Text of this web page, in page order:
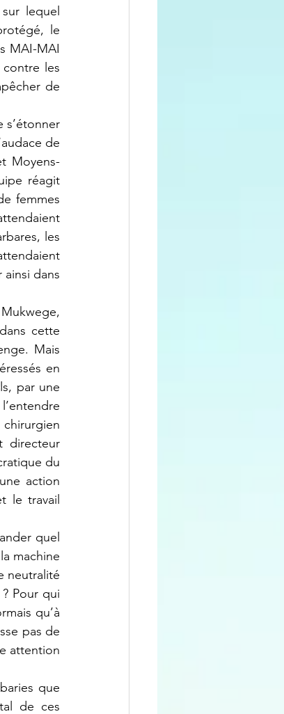
le
MAI-MAI
les
de
de
Moyens-
réagit
femmes
les
dans
cette
Mais
en
par une
directeur
du
action
le travail
machine
neutralité
Pour qui
qu’à
pas de
attention
de ces